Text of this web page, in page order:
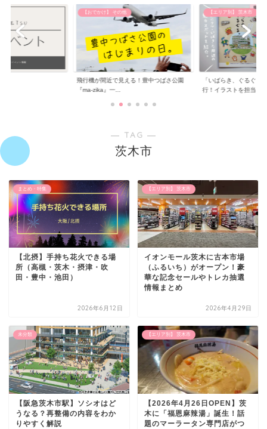
【おでかけ】 その他
飛行機が間近で見える！豊中つばさ公園
『ma-zika』一...
【エリア別】 茨木市
「いばらき、ぐるぐる
行！イラストを担当...
― TAG ―
茨木市
まとめ・特集
【北摂】手持ち花火できる場
所（高槻・茨木・摂津・吹
田・豊中・池田）
2026年6月12日
【エリア別】 茨木市
イオンモール茨木に古本市場
（ふるいち）がオープン！豪
華な記念セールやトレカ抽選
情報まとめ
2026年4月29日
未分類
【阪急茨木市駅】ソシオはど
うなる？再整備の内容をわか
りやすく解説
【エリア別】 茨木市
【2026年4月26日OPEN】茨
木に「福恩麻辣湯」誕生！話
題のマーラータン専門店がつ